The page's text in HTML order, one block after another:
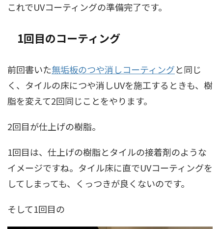
これでUVコーティングの準備完了です。
1回目のコーティング
前回書いた無垢板のつや消しコーティングと同じ
く、タイルの床につや消しUVを施工するときも、樹
脂を変えて2回同じことをやります。
2回目が仕上げの樹脂。
1回目は、仕上げの樹脂とタイルの接着剤のような
イメージですね。タイル床に直でUVコーティングを
してしまっても、くっつきが良くないのです。
そして1回目の